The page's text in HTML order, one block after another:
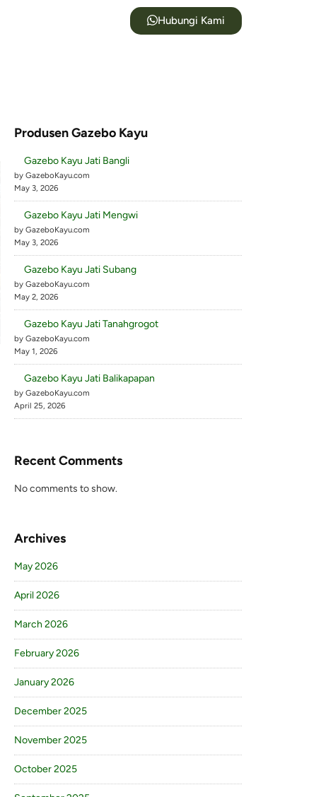
Hubungi Kami
Produsen Gazebo Kayu
Gazebo Kayu Jati Bangli
by GazeboKayu.com
May 3, 2026
Gazebo Kayu Jati Mengwi
by GazeboKayu.com
May 3, 2026
Gazebo Kayu Jati Subang
by GazeboKayu.com
May 2, 2026
Gazebo Kayu Jati Tanahgrogot
by GazeboKayu.com
May 1, 2026
Gazebo Kayu Jati Balikapapan
by GazeboKayu.com
April 25, 2026
Recent Comments
No comments to show.
Archives
May 2026
April 2026
March 2026
February 2026
January 2026
December 2025
November 2025
October 2025